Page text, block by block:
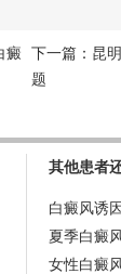
癜
下一篇： 昆
题
其他患者
白癜风诱
夏季白癜
女性白癜